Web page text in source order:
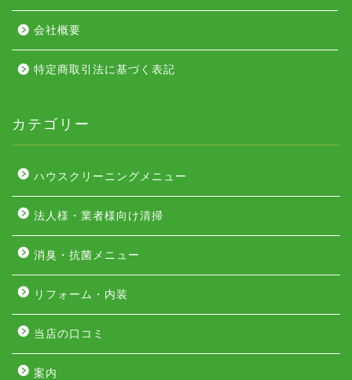
会社概要
特定商取引法に基づく表記
カテゴリー
ハウスクリーニングメニュー
法人様・業者様向け清掃
消臭・抗菌メニュー
リフォーム・内装
当店の口コミ
案内